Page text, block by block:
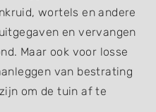
wortels en andere
en vervangen
Maar ook voor losse
van bestrating
om de tuin af te